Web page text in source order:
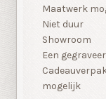
Maatwerk
Niet duur
Showroom
Een
mogelijk